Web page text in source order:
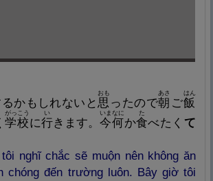
かもしれないと 思
おも
ったので朝
triều đại, Bắc Hàn
あさ
ご飯
はん
学校
がっこう
に行
HÀNH, HẠNH, HÀNG,
い
きます。 今
いま
何
なに
か食
た
べたく て
nghĩ chắc sẽ muộn nên không ăn
chóng đến trường luôn. Bây giờ tôi